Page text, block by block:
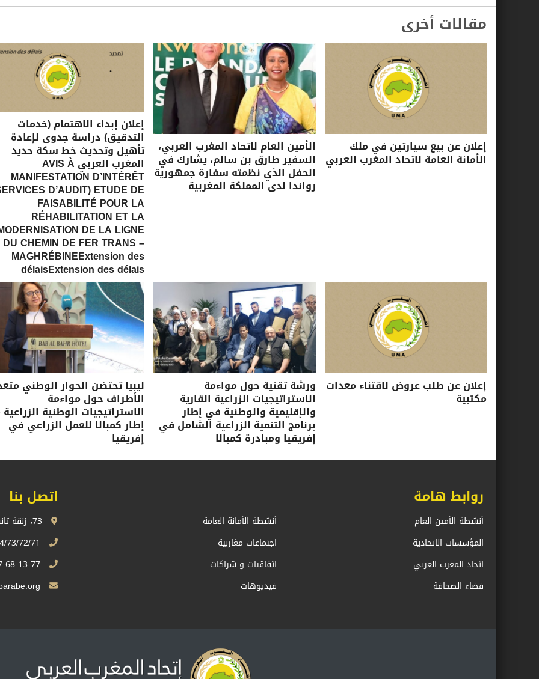
مقالات أخرى
إعلان عن بيع سيارتين في ملك
الأمانة العامة لاتحاد المغرب العربي
الأمين العام لاتحاد المغرب العربي،
السفير طارق بن سالم، يشارك في
الحفل الذي نظمته سفارة جمهورية
رواندا لدى المملكة المغربية
إعلان إبداء الاهتمام (خدمات
التدقيق) دراسة جدوى لإعادة
تأهيل وتحديث خط سكة حديد
المغرب العربي AVIS À
MANIFESTATION D’INTÉRÊT
D’AUDIT) ETUDE DE
FAISABILITÉ POUR LA
RÉHABILITATION ET LA
DE LA LIGNE
DU CHEMIN DE FER TRANS –
MAGHRÉBINEExtension des
délaisExtension des délais
إعلان عن طلب عروض لاقتناء معدات
مكتبية
ورشة تقنية حول مواءمة
الاستراتيجيات الزراعية القارية
والإقليمية والوطنية في إطار
برنامج التنمية الزراعية الشامل في
إفريقيا ومبادرة كمبالا
ليبيا تحتضن الحوار الوطني
الأطراف حول مواءمة
الاستراتيجيات الوطنية
إطار كمبالا للعمل الزراعي في
إفريقيا
روابط هامة
أنشطة الأمين العام
أنشطة الأمانة العامة
المؤسسات الاتحادية
اجتماعات مغاربية
اتحاد المغرب العربي
اتفاقيات و شراكات
فضاء الصحافة
فيديوهات
اتصل بنا